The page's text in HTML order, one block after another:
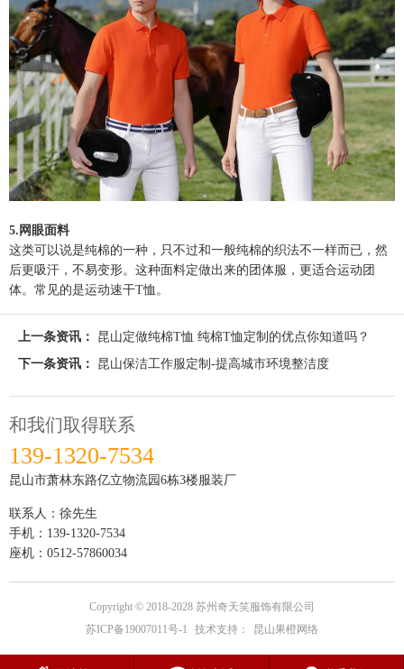
5.网眼面料
这类可以说是纯棉的一种，只不过和一般纯棉的织法不一样而已，然
后更吸汗，不易变形。这种面料定做出来的团体服，更适合运动团
体。常见的是运动速干T恤。
上一条资讯：
昆山定做纯棉T恤 纯棉T恤定制的优点你知道吗？
下一条资讯：
昆山保洁工作服定制-提高城市环境整洁度
和我们取得联系
139-1320-7534
昆山市萧林东路亿立物流园6栋3楼服装厂
联系人：徐先生
手机： 139-1320-7534
座机： 0512-57860034
Copyright © 2018-2028 苏州奇天笑服饰有限公司
苏ICP备19007011号-1
技术支持： 昆山果橙网络